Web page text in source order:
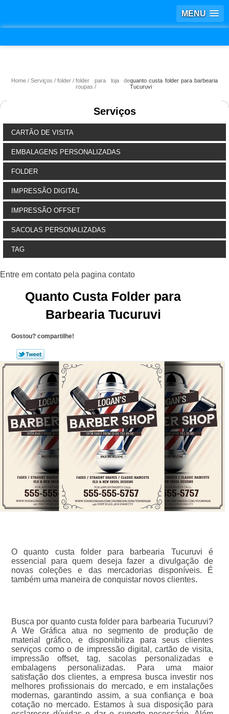
MENU
Home Serviços folder
folder para loja de
roupas
quanto custa folder para barbearia
Tucuruvi
Serviços
CARTÃO DE VISITA
EMBALAGENS PERSONALIZADAS
FOLDER
IMPRESSÃO DIGITAL
IMPRESSÃO OFFSET
SACOLAS PERSONALIZADAS
TAG
Quanto Custa Folder para
Barbearia Tucuruvi
Gostou? compartilhe!
O quanto custa folder para barbearia Tucuruvi é
essencial para quem deseja fazer a divulgação de
novas coleções e das mercadorias disponíveis. É
também uma maneira de conquistar novos clientes.
Busca por quanto custa folder para barbearia Tucuruvi?
A We Gráfica atua no segmento de produção de
material gráfico, e disponibiliza para seus clientes
serviços como o de impressão digital, cartão de visita,
impressão offset, tag, sacolas personalizadas e
embalagens personalizadas. Para uma maior
satisfação dos clientes, a empresa busca investir nos
melhores profissionais do mercado, e em instalações
modernas, garantindo assim, a sua confiança e boa
cotação no mercado. Estamos à sua disposição para